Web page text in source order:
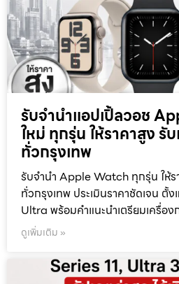
รับจำนำแอปเปิ้ลวอช
ใหม่ ทุกรุ่น ให้ราคาสูง รั
ทั่วกรุงเทพ
รับจำนำ Apple Watch ทุกรุ่น ให้ร
ทั่วกรุงเทพ ประเมินราคาชัดเจน ตั้
Ultra พร้อมคำแนะนำเตรียมเครื่อง
ดูเพิ่มเติม »